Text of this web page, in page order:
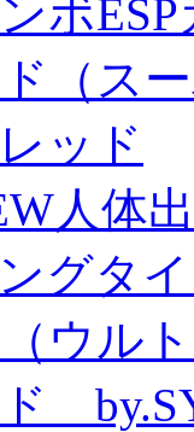
ボ
（ス
ッド
人体
グタ
（ウル